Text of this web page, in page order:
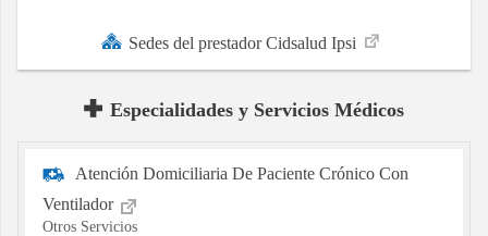
Sedes del prestador Cidsalud Ipsi
Especialidades y Servicios Médicos
Atención Domiciliaria De Paciente Crónico Con
Ventilador
Otros Servicios